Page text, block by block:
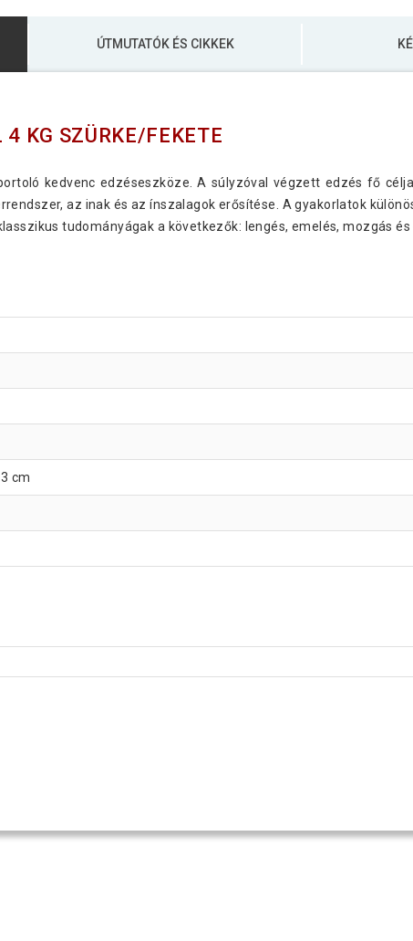
ÚTMUTATÓK ÉS CIKKEK
KG SZÜRKE/FEKETE
kedvenc edzéseszköze. A súlyzóval végzett edzés fő
az inak és az ínszalagok erősítése. A gyakorlatok
tudományágak a következők: lengés, emelés, mozgás és
cm